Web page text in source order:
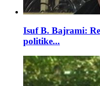
Isuf B. Bajrami:
politike...